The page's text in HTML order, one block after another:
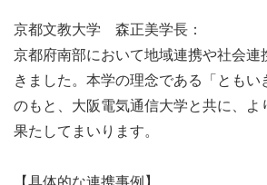
京都文教大学 森正美学長：
京都府南部において地域連携や社会連
きました。本学の理念である「とも
のもと、大阪電気通信大学と共に、よ
果たしてまいります。